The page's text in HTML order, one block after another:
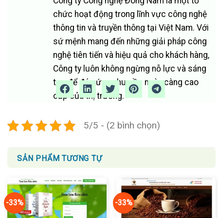
chức hoạt động trong lĩnh vực công nghệ
thông tin và truyền thông tại Việt Nam. Với
sứ mệnh mang đến những giải pháp công
nghệ tiên tiến và hiệu quả cho khách hàng,
Công ty luôn không ngừng nỗ lực và sáng
tạo để đáp ứng nhu cầu ngày càng cao
cấp của thị trường.
5/5 - (2 bình chọn)
SẢN PHẨM TƯƠNG TỰ
-33% -33%